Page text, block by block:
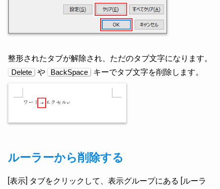
整形されたタブが解除され、ただのタブ文字になります。
Delete や BackSpace キーでタブ文字を削除します。
ルーラーから削除する
[表示] タブをクリックして、表示グループにある [ルーラ